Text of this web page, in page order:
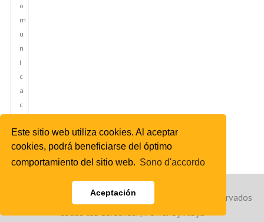
Este sitio web utiliza cookies. Al aceptar
cookies, podrá beneficiarse del óptimo
comportamiento del sitio web. Sono d'accordo
Aceptación
o
m
u
n
i
c
a
c
ó
n
Copyright © 2023 Agencia de Noticias de España. Reservados